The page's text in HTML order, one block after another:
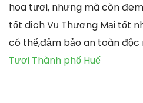
hoa tươi, nhưng mà còn
tốt dịch Vụ Thương Mại tốt
có thể,đảm bảo an toàn độc
Tươi Thành phố Huế